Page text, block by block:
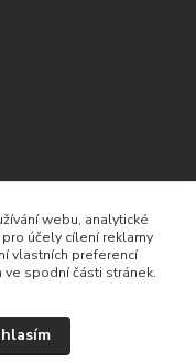
webu, analytické
účely cílení reklamy
vlastních preferencí
spodní části stránek.